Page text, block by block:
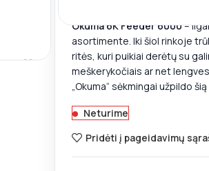
Okuma 6K Feeder 6000–
asortimente. Iki šiol rinkoje
ritės, kuri puikiai derėtų su
meškerykočiais ar net
„Okuma“ sėkmingai užpildo
Neturime
Pridėti į pageidavimų